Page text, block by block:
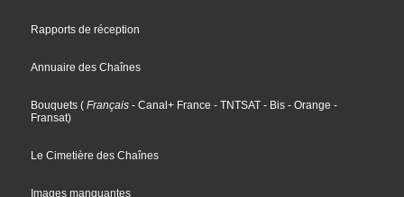
Rapports de réception
Annuaire des Chaînes
Bouquets ( Français - Canal+ France - TNTSAT - Bis - Orange -
Fransat)
Le Cimetière des Chaînes
Images manquantes